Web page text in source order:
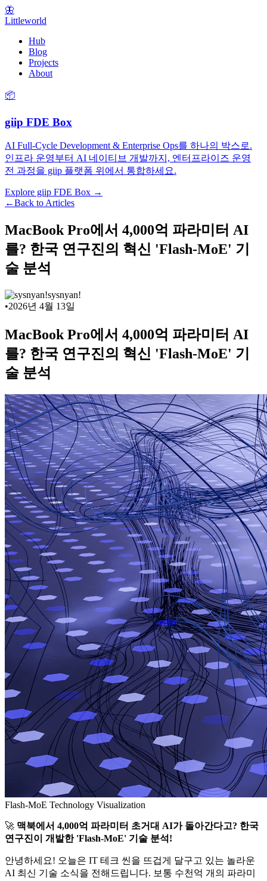
🦋
Littleworld
Hub
Blog
Projects
About
📦
giip FDE Box
AI Full-Cycle Development & Enterprise Ops를 하나의 박스로.
인프라 운영부터 AI 네이티브 개발까지, 엔터프라이즈 운영
전 과정을 giip 플랫폼 위에서 통합하세요.
Explore giip FDE Box →
←Back to Articles
MacBook Pro에서 4,000억 파라미터 AI
를? 한국 연구진의 혁신 'Flash-MoE' 기
술 분석
sysnyan!
•2026년 4월 13일
MacBook Pro에서 4,000억 파라미터 AI
를? 한국 연구진의 혁신 'Flash-MoE' 기
술 분석
Flash-MoE Technology Visualization
🚀 맥북에서 4,000억 파라미터 초거대 AI가 돌아간다고? 한국
연구진이 개발한 'Flash-MoE' 기술 분석!
안녕하세요! 오늘은 IT 테크 씬을 뜨겁게 달구고 있는 놀라운
AI 최신 기술 소식을 전해드립니다. 보통 수천억 개의 파라미